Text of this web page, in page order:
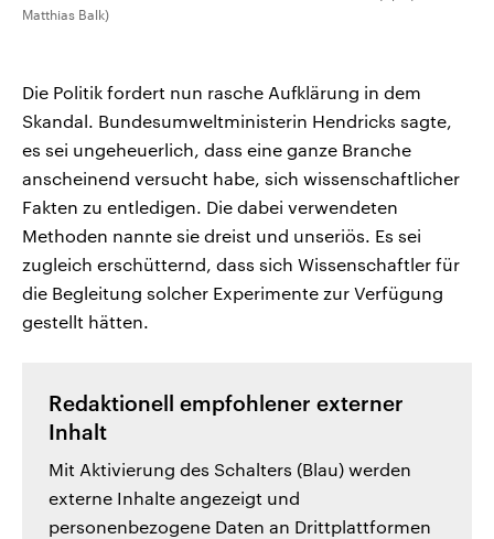
Matthias Balk)
Die Politik fordert nun rasche Aufklärung in dem
Skandal. Bundesumweltministerin Hendricks sagte,
es sei ungeheuerlich, dass eine ganze Branche
anscheinend versucht habe, sich wissenschaftlicher
Fakten zu entledigen. Die dabei verwendeten
Methoden nannte sie dreist und unseriös. Es sei
zugleich erschütternd, dass sich Wissenschaftler für
die Begleitung solcher Experimente zur Verfügung
gestellt hätten.
Redaktionell empfohlener externer
Inhalt
Mit Aktivierung des Schalters (Blau) werden
externe Inhalte angezeigt und
personenbezogene Daten an Drittplattformen